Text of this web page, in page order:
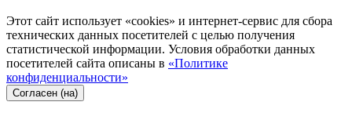
Этот сайт использует «cookies» и интернет-сервис для сбора
технических данных посетителей с целью получения
статистической информации. Условия обработки данных
посетителей сайта описаны в «Политике
конфиденциальности»
Согласен (на)